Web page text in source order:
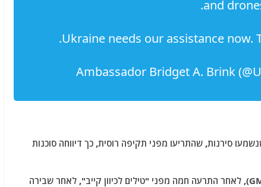
and
Ukraine needs our assistance now.
סירנות, שהתריעו מפני תקיפה רוסית, כך דיווחה סוכנות
לפחות 5 פיצוצים נשמעו בסביבות השעה 10:30 (8:30 GMT), לאחר התרעה חמה מפני "טילים לכיוון קייב", לאחר שבירה